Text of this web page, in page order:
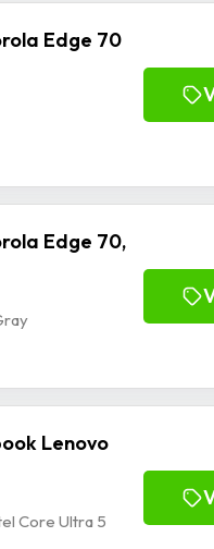
Edge 70
Edge 70,
Lenovo
Core Ultra 5